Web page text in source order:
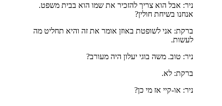
ניר: אבל הוא צריך להזכיר את שמו הוא בבית משפט.
אנחנו בשיחת חולין?
ברקת: אני לשופטת באוזן אומר את זה והיא תחליט מה
לעשות.
ניר: טוב. משה בוגי יעלון היה מעורב?
ברקת: לא.
ניר: או-קיי אז מי כן?